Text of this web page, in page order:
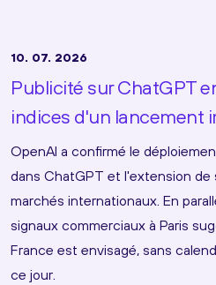
10. 07. 2026
Publicité sur ChatGPT
indices d'un lancement
OpenAI a confirmé le
dans ChatGPT et l'extension de
marchés internationaux. En
signaux commerciaux à Paris
France est envisagé, sans
ce jour.